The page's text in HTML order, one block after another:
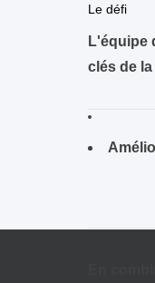
Le défi
L'équipe
clés de